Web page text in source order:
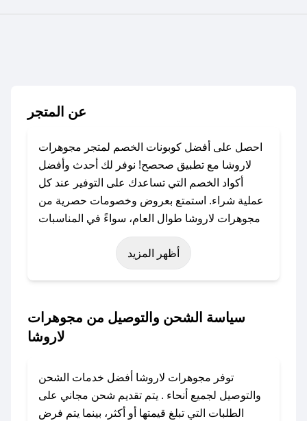
عن المتجر
احصل على أفضل كوبونات الخصم لمتجر مجوهرات
لاروشا مع تطبيق صحصح! نوفر لك أحدث وأفضل
أكواد الخصم التي تساعدك على التوفير عند كل
عملية شراء. استمتع بعروض وخصومات حصرية من
مجوهرات لاروشا طوال العام، سواءً في المناسبات
مثل عيد الفطر، عيد الأضحى، الجمعة البيضاء (شهر
نوفمبر)، رمضان، اليوم الوطني، يوم التأسيس، أو
حتى عروض خاصة أخرى.
لاروشا؟
باستخدام تطبيق صحصح، يمكنك العثور بسهولة على
الكوبون، تواصل معنا عبر تويتر أو البريد الإلكتروني
لإضافته بسرعة.
أظهر المزيد
سياسة الشحن والتوصيل من مجوهرات
لاروشا
توفر مجوهرات لاروشا أفضل خدمات الشحن
والتوصيل لجميع أنحاء . يتم تقديم شحن مجاني على
الطلبات التي تبلغ قيمتها أو أكثر، بينما يتم فرض